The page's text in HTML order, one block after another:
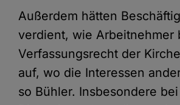
Außerdem hätten
verdient, wie Arbeitnehmer
Verfassungsrecht der
auf, wo die Interessen
so Bühler. Insbesondere